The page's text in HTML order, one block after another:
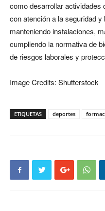
como desarrollar actividades
con atención a la seguridad
manteniendo instalaciones,
cumpliendo la normativa de
de riesgos laborales y
Image Credits: Shutterstock
ETIQUETAS deportes